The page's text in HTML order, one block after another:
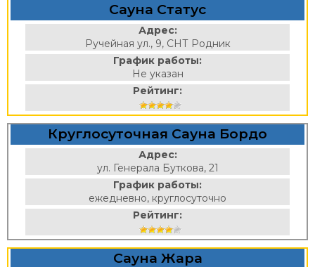
Сауна Статус
Адрес:
Ручейная ул., 9, СНТ Родник
График работы:
Не указан
Рейтинг:
Круглосуточная Сауна Бордо
Адрес:
ул. Генерала Буткова, 21
График работы:
ежедневно, круглосуточно
Рейтинг:
Сауна Жара